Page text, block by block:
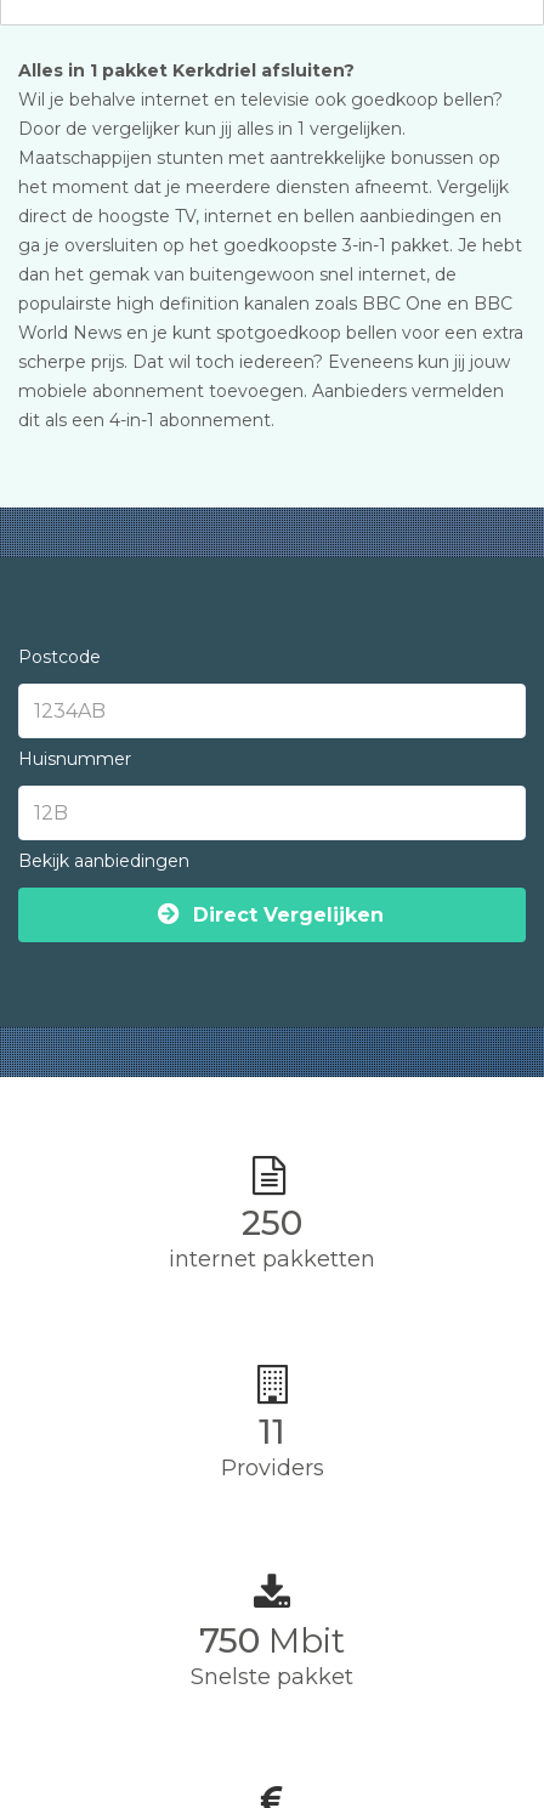
Alles in 1 pakket Kerkdriel afsluiten?
Wil je behalve internet en televisie ook goedkoop bellen?
Door de vergelijker kun jij alles in 1 vergelijken.
Maatschappijen stunten met aantrekkelijke bonussen op
het moment dat je meerdere diensten afneemt. Vergelijk
direct de hoogste TV, internet en bellen aanbiedingen en
ga je oversluiten op het goedkoopste 3-in-1 pakket. Je hebt
dan het gemak van buitengewoon snel internet, de
populairste high definition kanalen zoals BBC One en BBC
World News en je kunt spotgoedkoop bellen voor een extra
scherpe prijs. Dat wil toch iedereen? Eveneens kun jij jouw
mobiele abonnement toevoegen. Aanbieders vermelden
dit als een 4-in-1 abonnement.
Postcode
Huisnummer
Bekijk aanbiedingen
Direct Vergelijken
250
internet pakketten
11
Providers
750 Mbit
Snelste pakket